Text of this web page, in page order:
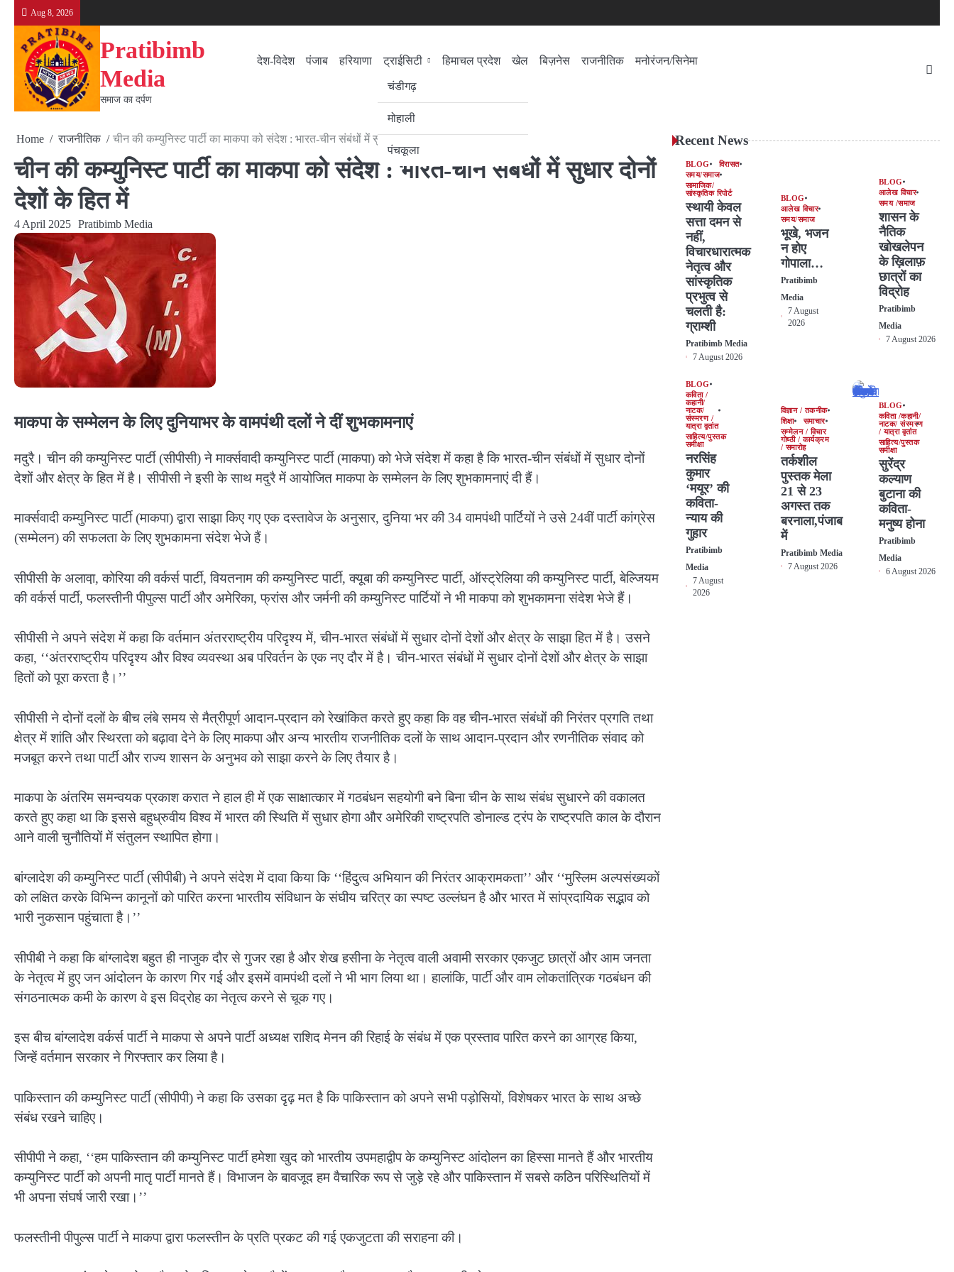
content
Aug 8, 2026
Pratibimb
Media
समाज का दर्पण
देश-विदेश पंजाब हरियाणा
ट्राईसिटी
चंडीगढ़
मोहाली
पंचकूला
हिमाचल प्रदेश खेल बिज़नेस राजनीतिक
मनोरंजन/सिनेमा
Home राजनीतिक चीन की कम्युनिस्ट पार्टी का माकपा को संदेश : भारत-चीन संबंधों में सुधार दोनों देशों के हित में
चीन की कम्युनिस्ट पार्टी का माकपा को संदेश : भारत-चीन संबंधों में सुधार दोनों
देशों के हित में
4 April 2025 Pratibimb Media
माकपा के सम्मेलन के लिए दुनियाभर के वामपंथी दलों ने दीं शुभकामनाएं
मदुरै। चीन की कम्युनिस्ट पार्टी (सीपीसी) ने मार्क्सवादी कम्युनिस्ट पार्टी (माकपा) को भेजे संदेश में कहा है कि भारत-चीन संबंधों में सुधार दोनों
देशों और क्षेत्र के हित में है। सीपीसी ने इसी के साथ मदुरै में आयोजित माकपा के सम्मेलन के लिए शुभकामनाएं दी हैं।
मार्क्सवादी कम्युनिस्ट पार्टी (माकपा) द्वारा साझा किए गए एक दस्तावेज के अनुसार, दुनिया भर की 34 वामपंथी पार्टियों ने उसे 24वीं पार्टी कांग्रेस
(सम्मेलन) की सफलता के लिए शुभकामना संदेश भेजे हैं।
सीपीसी के अलावा़, कोरिया की वर्कर्स पार्टी, वियतनाम की कम्युनिस्ट पार्टी, क्यूबा की कम्युनिस्ट पार्टी, ऑस्ट्रेलिया की कम्युनिस्ट पार्टी, बेल्जियम
की वर्कर्स पार्टी, फलस्तीनी पीपुल्स पार्टी और अमेरिका, फ्रांस और जर्मनी की कम्युनिस्ट पार्टियों ने भी माकपा को शुभकामना संदेश भेजे हैं।
सीपीसी ने अपने संदेश में कहा कि वर्तमान अंतरराष्ट्रीय परिदृश्य में, चीन-भारत संबंधों में सुधार दोनों देशों और क्षेत्र के साझा हित में है। उसने
कहा, ‘‘अंतरराष्ट्रीय परिदृश्य और विश्व व्यवस्था अब परिवर्तन के एक नए दौर में है। चीन-भारत संबंधों में सुधार दोनों देशों और क्षेत्र के साझा
हितों को पूरा करता है।’’
सीपीसी ने दोनों दलों के बीच लंबे समय से मैत्रीपूर्ण आदान-प्रदान को रेखांकित करते हुए कहा कि वह चीन-भारत संबंधों की निरंतर प्रगति तथा
क्षेत्र में शांति और स्थिरता को बढ़ावा देने के लिए माकपा और अन्य भारतीय राजनीतिक दलों के साथ आदान-प्रदान और रणनीतिक संवाद को
मजबूत करने तथा पार्टी और राज्य शासन के अनुभव को साझा करने के लिए तैयार है।
माकपा के अंतरिम समन्वयक प्रकाश करात ने हाल ही में एक साक्षात्कार में गठबंधन सहयोगी बने बिना चीन के साथ संबंध सुधारने की वकालत
करते हुए कहा था कि इससे बहुध्रुवीय विश्व में भारत की स्थिति में सुधार होगा और अमेरिकी राष्ट्रपति डोनाल्ड ट्रंप के राष्ट्रपति काल के दौरान
आने वाली चुनौतियों में संतुलन स्थापित होगा।
बांग्लादेश की कम्युनिस्ट पार्टी (सीपीबी) ने अपने संदेश में दावा किया कि ‘‘हिंदुत्व अभियान की निरंतर आक्रामकता’’ और ‘‘मुस्लिम अल्पसंख्यकों
को लक्षित करके विभिन्न कानूनों को पारित करना भारतीय संविधान के संघीय चरित्र का स्पष्ट उल्लंघन है और भारत में सांप्रदायिक सद्भाव को
भारी नुकसान पहुंचाता है।’’
सीपीबी ने कहा कि बांग्लादेश बहुत ही नाजुक दौर से गुजर रहा है और शेख हसीना के नेतृत्व वाली अवामी सरकार एकजुट छात्रों और आम जनता
के नेतृत्व में हुए जन आंदोलन के कारण गिर गई और इसमें वामपंथी दलों ने भी भाग लिया था। हालांकि, पार्टी और वाम लोकतांत्रिक गठबंधन की
संगठनात्मक कमी के कारण वे इस विद्रोह का नेतृत्व करने से चूक गए।
इस बीच बांग्लादेश वर्कर्स पार्टी ने माकपा से अपने पार्टी अध्यक्ष राशिद मेनन की रिहाई के संबंध में एक प्रस्ताव पारित करने का आग्रह किया,
जिन्हें वर्तमान सरकार ने गिरफ्तार कर लिया है।
पाकिस्तान की कम्युनिस्ट पार्टी (सीपीपी) ने कहा कि उसका दृढ़ मत है कि पाकिस्तान को अपने सभी पड़ोसियों, विशेषकर भारत के साथ अच्छे
संबंध रखने चाहिए।
सीपीपी ने कहा, ‘‘हम पाकिस्तान की कम्युनिस्ट पार्टी हमेशा खुद को भारतीय उपमहाद्वीप के कम्युनिस्ट आंदोलन का हिस्सा मानते हैं और भारतीय
कम्युनिस्ट पार्टी को अपनी मातृ पार्टी मानते हैं। विभाजन के बावजूद हम वैचारिक रूप से जुड़े रहे और पाकिस्तान में सबसे कठिन परिस्थितियों में
भी अपना संघर्ष जारी रखा।’’
फलस्तीनी पीपुल्स पार्टी ने माकपा द्वारा फलस्तीन के प्रति प्रकट की गई एकजुटता की सराहना की।
Recent News
BLOG
विरासत
समय/समाज
सामाजिक/
सांस्कृतिक रिपोर्ट
स्थायी केवल
सत्ता दमन से
नहीं,
विचारधारात्मक
नेतृत्व और
सांस्कृतिक
प्रभुत्व से
चलती है:
ग्राम्शी
Pratibimb Media
7 August 2026
BLOG
आलेख विचार
समय/समाज
भूखे, भजन
न होए
गोपाला…
Pratibimb
Media
7 August
2026
BLOG
आलेख विचार
समय /समाज
शासन के
नैतिक
खोखलेपन
के ख़िलाफ़
छात्रों का
विद्रोह
Pratibimb
Media
7 August 2026
BLOG
कविता /
कहानी/
नाटक/
संस्मरण /
यात्रा वृतांत
साहित्य/पुस्तक
समीक्षा
नरसिंह
कुमार
‘मयूर’ की
कविता-
न्याय की
गुहार
Pratibimb
Media
7 August
2026
विज्ञान / तकनीक
शिक्षा
समाचार
सम्मेलन / विचार
गोष्ठी / कार्यक्रम
/ समारोह
तर्कशील
पुस्तक मेला
21 से 23
अगस्त तक
बरनाला,पंजाब
में
Pratibimb Media
7 August 2026
BLOG
कविता /कहानी/
नाटक/ संस्मरण
/ यात्रा वृतांत
साहित्य/पुस्तक
समीक्षा
सुरेंद्र
कल्याण
बुटाना की
कविता-
मनुष्य होना
Pratibimb
Media
6 August 2026